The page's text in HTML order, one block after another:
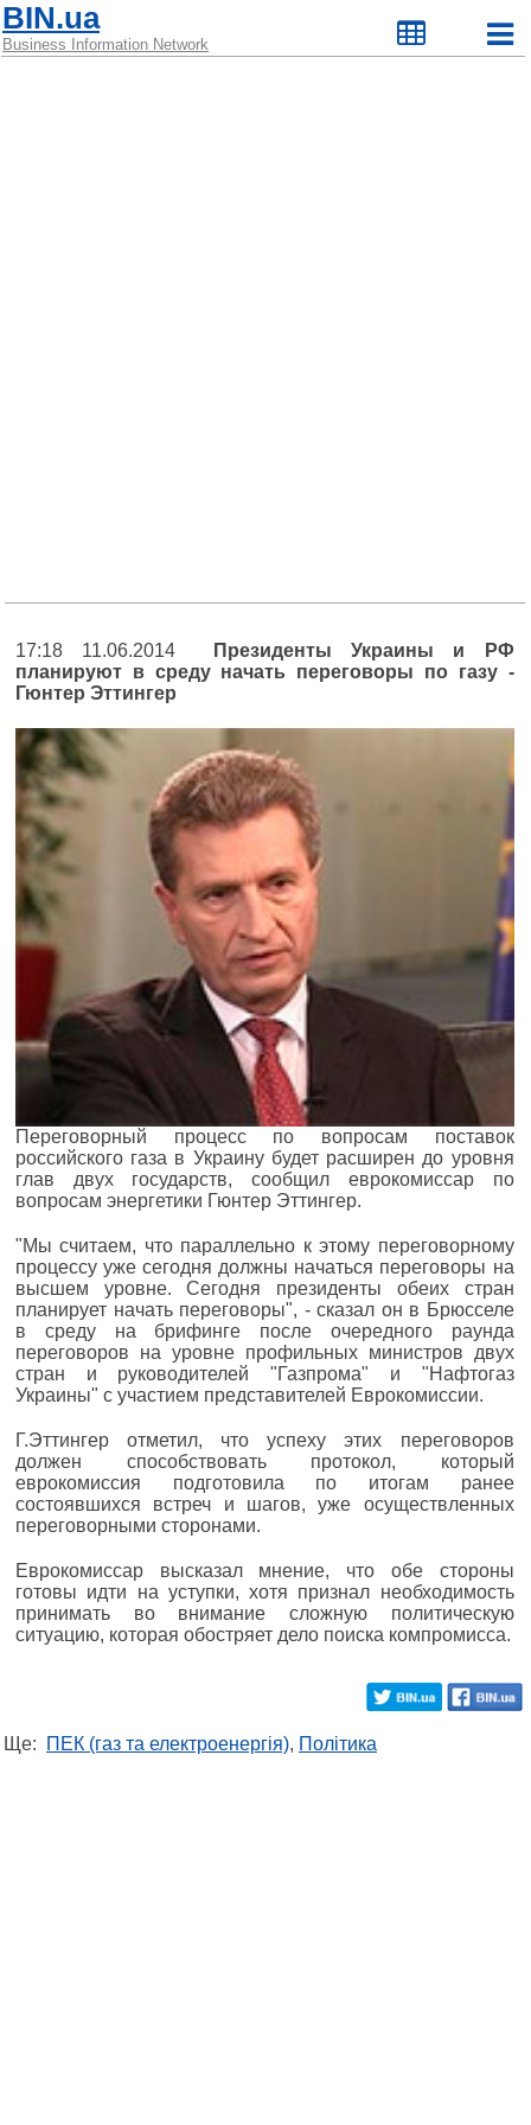
BIN.ua
Business Information Network
17:18 11.06.2014
Президенты Украины и РФ
планируют в среду начать переговоры по газу -
Гюнтер Эттингер
Переговорный процесс по вопросам поставок
российского газа в Украину будет расширен до уровня
глав двух государств, сообщил еврокомиссар по
вопросам энергетики Гюнтер Эттингер.
"Мы считаем, что параллельно к этому переговорному
процессу уже сегодня должны начаться переговоры на
высшем уровне. Сегодня президенты обеих стран
планирует начать переговоры", - сказал он в Брюсселе
в среду на брифинге после очередного раунда
переговоров на уровне профильных министров двух
стран и руководителей "Газпрома" и "Нафтогаз
Украины" с участием представителей Еврокомиссии.
Г.Эттингер отметил, что успеху этих переговоров
должен способствовать протокол, который
еврокомиссия подготовила по итогам ранее
состоявшихся встреч и шагов, уже осуществленных
переговорными сторонами.
Еврокомиссар высказал мнение, что обе стороны
готовы идти на уступки, хотя признал необходимость
принимать во внимание сложную политическую
ситуацию, которая обостряет дело поиска компромисса.
Ще: ПЕК (газ та електроенергія), Політика